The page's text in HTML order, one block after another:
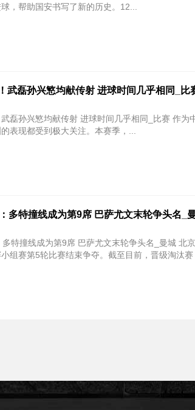
，帮助国安书写了新的历史。12...
武磊孙兴慜均献传射 进球时间几乎相同_比
慜均献传射 进球时间几乎相同_比赛 作为中韩两国的头号球星，武磊和孙兴
表现都受到极大关注。本赛季，...
多特撞线成为第9席 巴萨尤文末轮争头名_
成为第9席 巴萨尤文末轮争头名_曼城 北京时间12月3日凌晨，2020-2021赛
组赛第5轮比赛结束争夺。截至目前，晋级淘汰赛